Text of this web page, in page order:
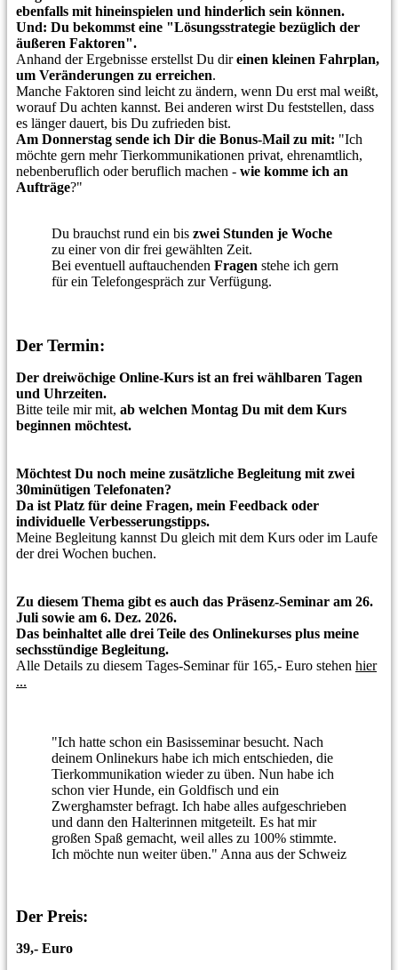
ebenfalls mit hineinspielen und hinderlich sein können.
Und: Du bekommst eine "Lösungsstrategie bezüglich der
äußeren Faktoren".
Anhand der Ergebnisse erstellst Du direinen kleinen Fahrplan,
um Veränderungen zu erreichen.
Manche Faktoren sind leicht zu ändern, wenn Du erst mal weißt,
worauf Du achten kannst. Bei anderen wirst Du feststellen, dass
es länger dauert, bis Du zufrieden bist.
Am Donnerstag sende ich Dir die Bonus-Mail zu mit: "Ich
möchte gern mehr Tierkommunikationen privat, ehrenamtlich,
nebenberuflich oder beruflich machen - wie komme ich an
Aufträge?"
Du brauchst rund ein bis zwei Stunden je Woche
zu einer von dir frei gewählten Zeit.
Bei eventuell auftauchenden Fragen stehe ich gern
für ein Telefongespräch zur Verfügung.
Der Termin:
Der dreiwöchige Online-Kurs ist an frei wählbaren Tagen
und Uhrzeiten.
Bitte teile mir mit, ab welchen Montag Du mit dem Kurs
beginnen möchtest.
Möchtest Du noch meine zusätzliche Begleitung mit zwei
30minütigen Telefonaten?
Da ist Platz für deine Fragen, mein Feedback oder
individuelle Verbesserungstipps.
Meine Begleitung kannst Du gleich mit dem Kurs oder im Laufe
der drei Wochen buchen.
Zu diesem Thema gibt es auch das Präsenz-Seminar am 26.
Juli sowie am 6. Dez. 2026.
Das beinhaltet alle drei Teile des Onlinekurses plus meine
sechsstündige Begleitung.
Alle Details zu diesem Tages-Seminar für 165,- Euro stehen hier
...
"Ich hatte schon ein Basisseminar besucht. Nach
deinem Onlinekurs habe ich mich entschieden, die
Tierkommunikation wieder zu üben. Nun habe ich
schon vier Hunde, ein Goldfisch und ein
Zwerghamster befragt. Ich habe alles aufgeschrieben
und dann den Halterinnen mitgeteilt. Es hat mir
großen Spaß gemacht, weil alles zu 100% stimmte.
Ich möchte nun weiter üben." Anna aus der Schweiz
Der Preis:
39,- Euro